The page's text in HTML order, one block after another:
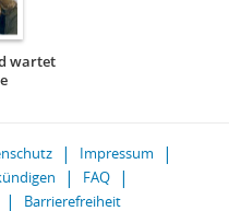
wartet
Impressum
FAQ
Barrierefreiheit